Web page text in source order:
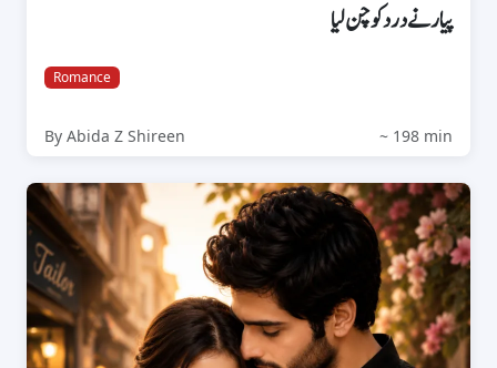
پیار نے درد کو چن لیا
Romance
By Abida Z Shireen ~ 198 min